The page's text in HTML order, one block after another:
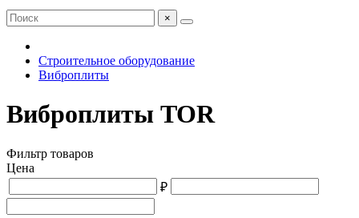
×
Строительное оборудование
Виброплиты
Виброплиты TOR
Фильтр товаров
Цена
₽